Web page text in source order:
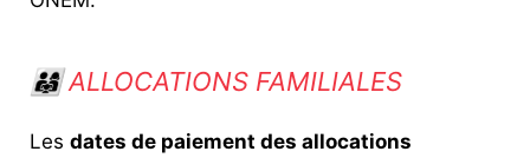
👨‍👩‍👧 ALLOCATIONS FAMILIALES
Les dates de paiement des allocations